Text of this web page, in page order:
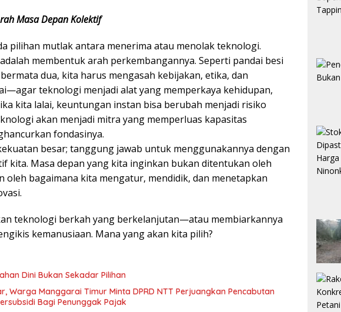
Masa Depan Kolektif
pilihan mutlak antara menerima atau menolak teknologi.
membentuk arah perkembangannya. Seperti pandai besi
dua, kita harus mengasah kebijakan, etika, dan
teknologi menjadi alat yang memperkaya kehidupan,
kita lalai, keuntungan instan bisa berubah menjadi risiko
akan menjadi mitra yang memperluas kapasitas
fondasinya.
besar; tanggung jawab untuk menggunakannya dengan
kita. Masa depan yang kita inginkan bukan ditentukan oleh
oleh bagaimana kita mengatur, mendidik, dan menetapkan
teknologi berkah yang berkelanjutan—atau membiarkannya
kemanusiaan. Mana yang akan kita pilih?
Dini Bukan Sekadar Pilihan
Warga Manggarai Timur Minta DPRD NTT Perjuangkan Pencabutan
Bagi Penunggak Pajak